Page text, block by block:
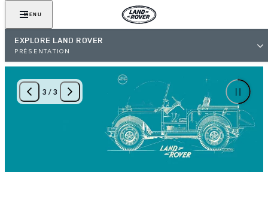
MENU
EXPLORE LAND ROVER
PRÉSENTATION
3 /3